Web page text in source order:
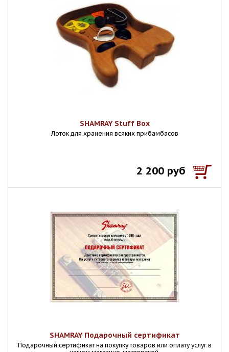
SHAMRAY Stuff Box
Лоток для хранения всяких прибамбасов
2 200 руб
SHAMRAY Подарочный сертификат
Подарочный сертификат на покупку товаров или оплату услуг в